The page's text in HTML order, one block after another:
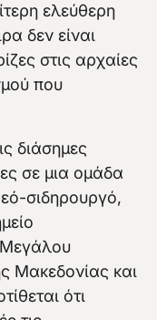
ελεύθερη
δεν είναι
στις αρχαίες
που
διάσημες
σε μια ομάδα
σιδηρουργό,
Μεγάλου
Μακεδονίας και
ότι